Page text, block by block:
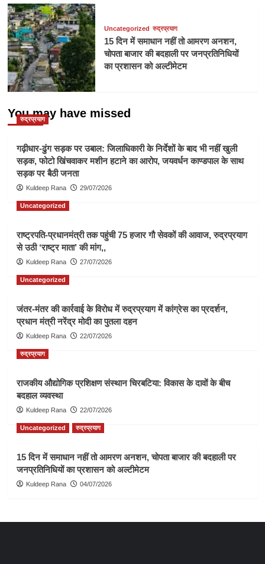
Uncategorized रुद्रप्रयाग
15 दिन में समाधान नहीं तो आमरण अनशन,
चोपता बाजार की बदहाली पर जनप्रतिनिधियों
का प्रशासन को अल्टीमेटम
You may have missed
रुद्रप्रयाग
गढ़ीधार-ढुंग सड़क पर उबाल: जिलाधिकारी के निर्देशों के बाद भी नहीं खुली
सड़क, फोटो खिंचवाकर मशीन हटाने का आरोप, जयवर्धन काण्डपाल के साथ
सड़क पर बैठी जनता
Kuldeep Rana 29/07/2026
Uncategorized
राष्ट्रपति-प्रधानमंत्री तक पहुंची 75 हजार गौ सेवकों की आवाज, रुद्रप्रयाग
से उठी ‘राष्ट्र माता’ की मांग,,
Kuldeep Rana 27/07/2026
Uncategorized
जंतर-मंतर की कार्रवाई के विरोध में रुद्रप्रयाग में कांग्रेस का प्रदर्शन,
प्रधान मंत्री नरेंद्र मोदी का पुतला दहन
Kuldeep Rana 22/07/2026
रुद्रप्रयाग
राजकीय औद्योगिक प्रशिक्षण संस्थान चिरबटिया: विकास के दावों के बीच
बदहाल व्यवस्था
Kuldeep Rana 22/07/2026
Uncategorized रुद्रप्रयाग
15 दिन में समाधान नहीं तो आमरण अनशन, चोपता बाजार की बदहाली पर
जनप्रतिनिधियों का प्रशासन को अल्टीमेटम
Kuldeep Rana 04/07/2026